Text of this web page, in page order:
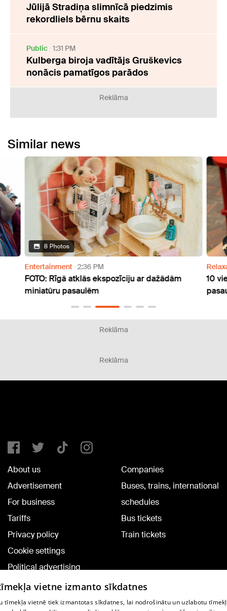
Jūlijā Stradiņa slimnīcā piedzimis
rekordliels bērnu skaits
Public 1:31 PM
Kulberga biroja vadītājs Gruškevics
nonācis pamatīgos parādos
Reklāma
Similar news
8 Photos
Entertainment 2:36 PM
FOTO: Rīgā atklās ekspozīciju ar dažādām
miniatūru pasaulēm
10
Reklāma
Reklāma
About us
Advertisement
For business
Tariffs
Privacy policy
Cookie settings
Political advertising
Cookie policy
Commenting terms
Companies
Buses, trains, international
schedules
Bus tickets
Train tickets
vietne izmanto sīkdatnes
tīmekļa vietnē tiek izmantotas sīkdatnes, lai nodrošinātu un uzlabotu